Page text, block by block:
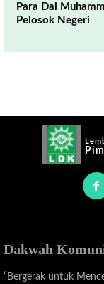
Para Dai
Pelosok Negeri
Dakwah
“Bergerak untuk